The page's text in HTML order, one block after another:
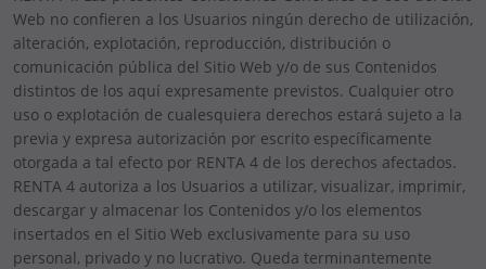
Web no confieren a los Usuarios ningún derecho de utilización,
alteración, explotación, reproducción, distribución o
comunicación pública del Sitio Web y/o de sus Contenidos
distintos de los aquí expresamente previstos. Cualquier otro
uso o explotación de cualesquiera derechos estará sujeto a la
previa y expresa autorización por escrito específicamente
otorgada a tal efecto por RENTA 4 de los derechos afectados.
RENTA 4 autoriza a los Usuarios a utilizar, visualizar, imprimir,
descargar y almacenar los Contenidos y/o los elementos
insertados en el Sitio Web exclusivamente para su uso
personal, privado y no lucrativo. Queda terminantemente